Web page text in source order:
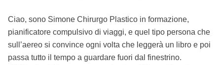
Ciao, sono Simone Chirurgo Plastico in formazione,
pianificatore compulsivo di viaggi, e quel tipo persona che
sull’aereo si convince ogni volta che leggerà un libro e poi
passa tutto il tempo a guardare fuori dal finestrino.